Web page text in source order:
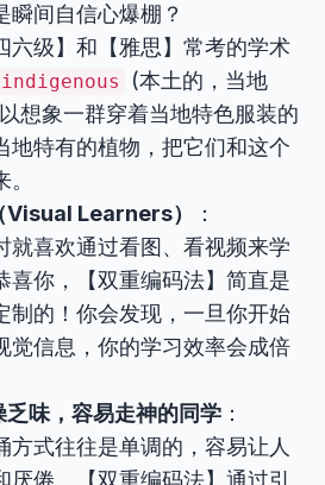
瞬间自信心爆棚？
六级】和【雅思】常考的学术
indigenous
(本土的，当地
想象一群穿着当地特色服装的
地特有的植物，把它们和这个
Visual Learners）
：
就喜欢通过看图、看视频来学
喜你，【双重编码法】简直是
制的！你会发现，一旦你开始
觉信息，你的学习效率会成倍
味，容易走神的同学 ：
方式往往是单调的，容易让人
厌倦。【双重编码法】通过引